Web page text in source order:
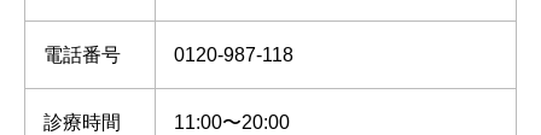
電話番号 0120-987-118
診療時間 11:00〜20:00